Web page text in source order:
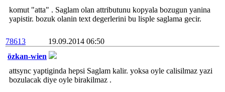
komut "atta" . Saglam olan attributunu kopyala bozugun yanina
yapistir. bozuk olanin text degerlerini bu lisple saglama gecir.
78613
19.09.2014 06:50
özkan-wien
attsync yaptiginda hepsi Saglam kalir. yoksa oyle calisilmaz yazi
bozulacak diye oyle birakilmaz .